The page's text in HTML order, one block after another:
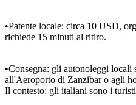
•Patente locale: circa 10 USD,
richiede 15 minuti al ritiro.
•Consegna: gli autonoleggi locali
all'Aeroporto di Zanzibar o agli
Il contesto: gli italiani sono i